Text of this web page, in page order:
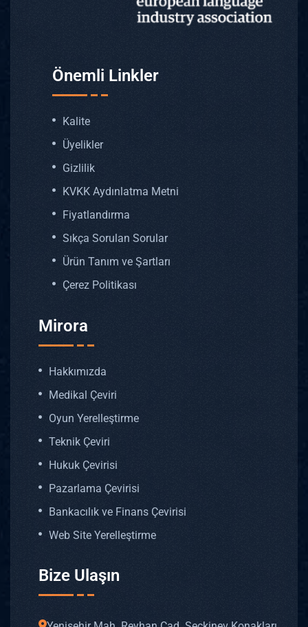
Önemli Linkler
Kalite
Üyelikler
Gizlilik
KVKK Aydınlatma Metni
Fiyatlandırma
Sıkça Sorulan Sorular
Ürün Tanım ve Şartları
Çerez Politikası
Mirora
Hakkımızda
Medikal Çeviri
Oyun Yerelleştirme
Teknik Çeviri
Hukuk Çevirisi
Pazarlama Çevirisi
Bankacılık ve Finans Çevirisi
Web Site Yerelleştirme
Bize Ulaşın